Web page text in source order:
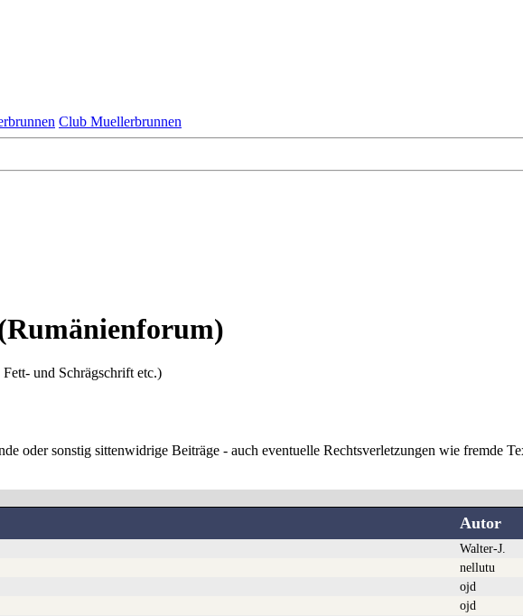
Club Muellerbrunnen
und Schrägschrift etc.)
oder sonstig sittenwidrige Beiträge - auch eventuelle Rechtsverletzungen wie fremde
Autor
Walter-J.
nellutu
ojd
ojd